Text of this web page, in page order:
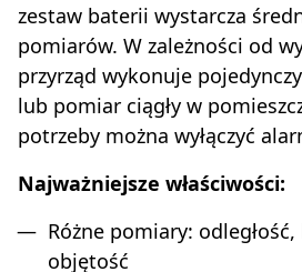
zestaw baterii wystarcza
pomiarów. W zależności od
przyrząd wykonuje
lub pomiar ciągły w
potrzeby można wyłączyć
Najważniejsze właściwości:
Różne pomiary:
objętość